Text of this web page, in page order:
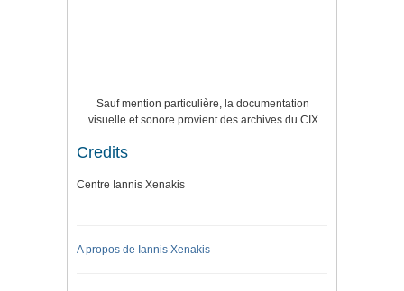
Sauf mention particulière, la documentation
visuelle et sonore provient des archives du CIX
Credits
Centre Iannis Xenakis
A propos de Iannis Xenakis